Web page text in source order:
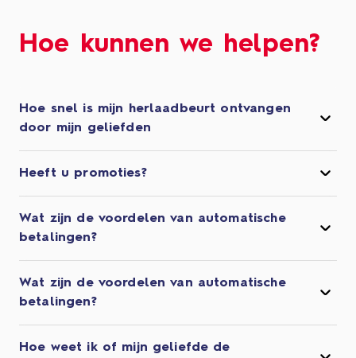
Hoe kunnen we helpen?
Hoe snel is mijn herlaadbeurt ontvangen
door mijn geliefden
Heeft u promoties?
Wat zijn de voordelen van automatische
betalingen?
Wat zijn de voordelen van automatische
betalingen?
Hoe weet ik of mijn geliefde de